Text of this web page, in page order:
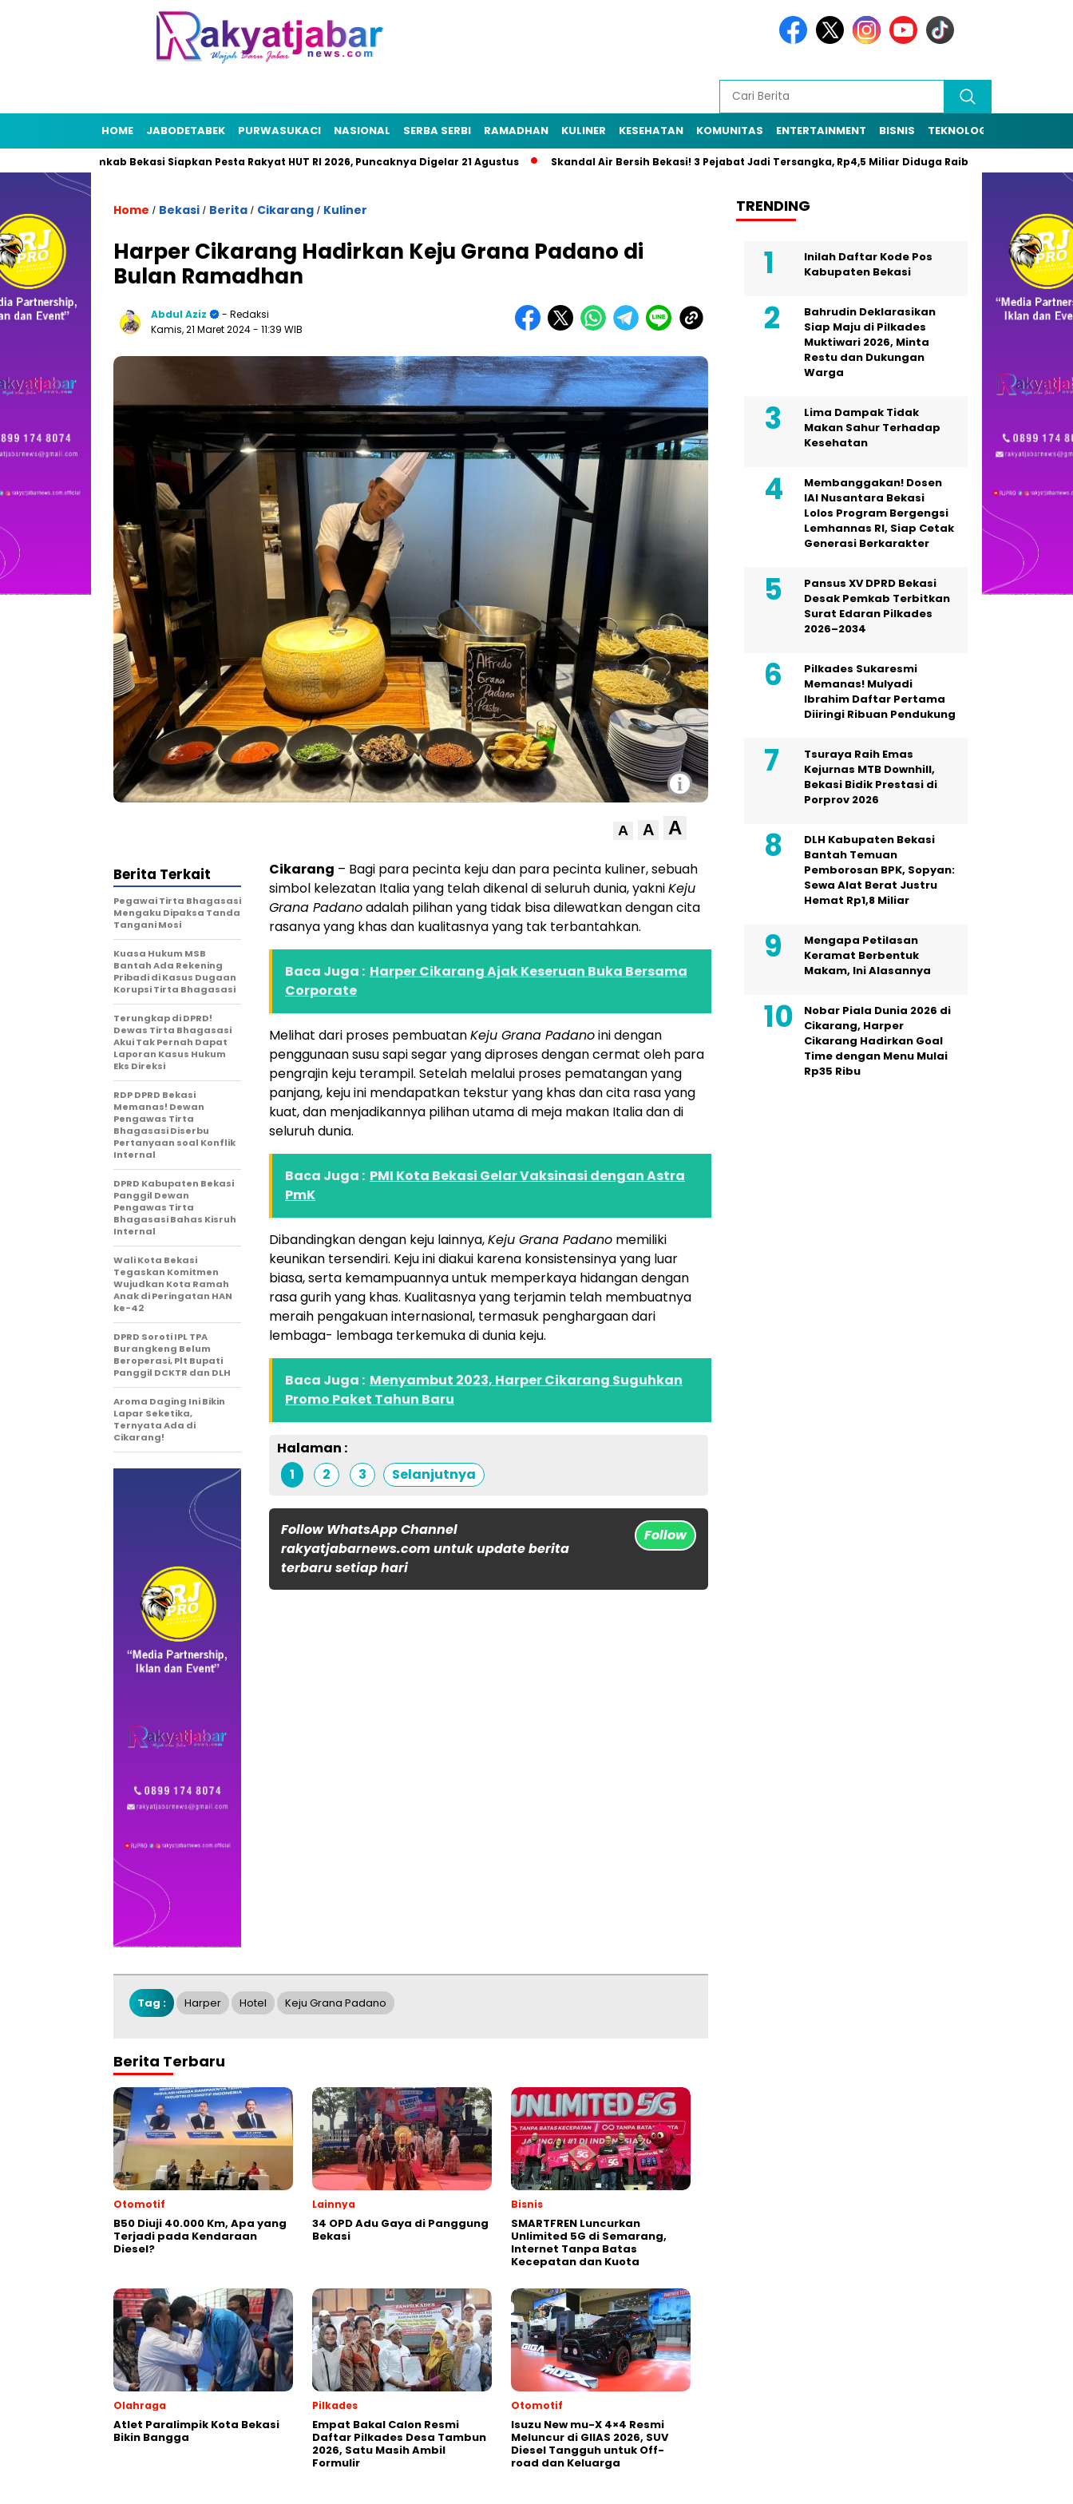
HOME JABODETABEK PURWASUKACI NASIONAL SERBA SERBI RAMADHAN KULINER KESEHATAN KOMUNITAS ENTERTAINMENT BISNIS TEKNOLOGI
Pemkab Bekasi Siapkan Pesta Rakyat HUT RI 2026, Puncaknya Digelar 21 Agustus Skandal Air Bersih Bekasi! 3 Pejabat Jadi Tersangka, Rp4,5 Miliar Diduga Raib Resmi Daftar
Home / Bekasi / Berita / Cikarang / Kuliner
Harper Cikarang Hadirkan Keju Grana Padano di
Bulan Ramadhan
Abdul Aziz
- Redaksi
Kamis, 21 Maret 2024- 11:39 WIB
i
A A A
Cikarang – Bagi para pecinta keju dan para pecinta kuliner, sebuah
simbol kelezatan Italia yang telah dikenal di seluruh dunia, yakniKeju
Grana Padanoadalah pilihan yang tidak bisa dilewatkan dengan cita
rasanya yang khas dan kualitasnya yang tak terbantahkan.
Baca Juga : Harper Cikarang Ajak Keseruan Buka Bersama
Corporate
Melihat dari proses pembuatanKeju Grana Padanoini dengan
penggunaan susu sapi segar yang diproses dengan cermat oleh para
pengrajin keju terampil. Setelah melalui proses pematangan yang
panjang, keju ini mendapatkan tekstur yang khas dan cita rasa yang
kuat, dan menjadikannya pilihan utama di meja makan Italia dan di
seluruh dunia.
Baca Juga : PMI Kota Bekasi Gelar Vaksinasi dengan Astra
PmK
Dibandingkan dengan keju lainnya,Keju Grana Padano memiliki
keunikan tersendiri. Keju ini diakui karena konsistensinya yang luar
biasa, serta kemampuannya untuk memperkaya hidangan dengan
rasa gurih yang khas. Kualitasnya yang terjamin telah membuatnya
meraih pengakuan internasional, termasuk penghargaan dari
lembaga- lembaga terkemuka di dunia keju.
Baca Juga : Menyambut 2023, Harper Cikarang Suguhkan
Promo Paket Tahun Baru
Halaman :
1
2 3 Selanjutnya
Follow WhatsApp Channel
rakyatjabarnews.com untuk update berita
terbaru setiap hari
Follow
Berita Terkait
Pegawai Tirta Bhagasasi
Mengaku Dipaksa Tanda
Tangani Mosi
Kuasa Hukum MSB
Bantah Ada Rekening
Pribadi di Kasus Dugaan
Korupsi Tirta Bhagasasi
Terungkap di DPRD!
Dewas Tirta Bhagasasi
Akui Tak Pernah Dapat
Laporan Kasus Hukum
Eks Direksi
RDP DPRD Bekasi
Memanas! Dewan
Pengawas Tirta
Bhagasasi Diserbu
Pertanyaan soal Konflik
Internal
DPRD Kabupaten Bekasi
Panggil Dewan
Pengawas Tirta
Bhagasasi Bahas Kisruh
Internal
Wali Kota Bekasi
Tegaskan Komitmen
Wujudkan Kota Ramah
Anak di Peringatan HAN
ke-42
DPRD Soroti IPL TPA
Burangkeng Belum
Beroperasi, Plt Bupati
Panggil DCKTR dan DLH
Aroma Daging Ini Bikin
Lapar Seketika,
Ternyata Ada di
Cikarang!
Tag : Harper Hotel Keju Grana Padano
Berita Terbaru
Otomotif
B50 Diuji 40.000 Km, Apa yang
Terjadi pada Kendaraan
Diesel?
Lainnya
34 OPD Adu Gaya di Panggung
Bekasi
Bisnis
SMARTFREN Luncurkan
Unlimited 5G di Semarang,
Internet Tanpa Batas
Kecepatan dan Kuota
Olahraga
Atlet Paralimpik Kota Bekasi
Bikin Bangga
Pilkades
Empat Bakal Calon Resmi
Daftar Pilkades Desa Tambun
2026, Satu Masih Ambil
Formulir
Otomotif
Isuzu New mu-X 4×4 Resmi
Meluncur di GIIAS 2026, SUV
Diesel Tangguh untuk Off-
road dan Keluarga
TRENDING
Inilah Daftar Kode Pos
Kabupaten Bekasi
Bahrudin Deklarasikan
Siap Maju di Pilkades
Muktiwari 2026, Minta
Restu dan Dukungan
Warga
Lima Dampak Tidak
Makan Sahur Terhadap
Kesehatan
Membanggakan! Dosen
IAI Nusantara Bekasi
Lolos Program Bergengsi
Lemhannas RI, Siap Cetak
Generasi Berkarakter
Pansus XV DPRD Bekasi
Desak Pemkab Terbitkan
Surat Edaran Pilkades
2026–2034
Pilkades Sukaresmi
Memanas! Mulyadi
Ibrahim Daftar Pertama
Diiringi Ribuan Pendukung
Tsuraya Raih Emas
Kejurnas MTB Downhill,
Bekasi Bidik Prestasi di
Porprov 2026
DLH Kabupaten Bekasi
Bantah Temuan
Pemborosan BPK, Sopyan:
Sewa Alat Berat Justru
Hemat Rp1,8 Miliar
Mengapa Petilasan
Keramat Berbentuk
Makam, Ini Alasannya
Nobar Piala Dunia 2026 di
Cikarang, Harper
Cikarang Hadirkan Goal
Time dengan Menu Mulai
Rp35 Ribu